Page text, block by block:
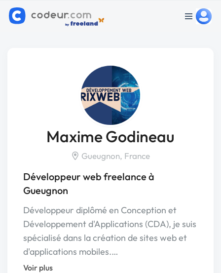
Maxime Godineau
Gueugnon, France
Développeur web freelance à
Gueugnon
Développeur diplômé en Conception et
Développement d'Applications (CDA), je suis
spécialisé dans la création de sites web et
d'applications mobiles.…
Voir plus